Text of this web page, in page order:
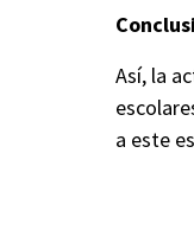
Así, la
a este